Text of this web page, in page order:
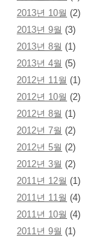
2013년 10월 (2)
2013년 9월 (3)
2013년 8월 (1)
2013년 4월 (5)
2012년 11월 (1)
2012년 10월 (2)
2012년 8월 (1)
2012년 7월 (2)
2012년 5월 (2)
2012년 3월 (2)
2011년 12월 (1)
2011년 11월 (4)
2011년 10월 (4)
2011년 9월 (1)